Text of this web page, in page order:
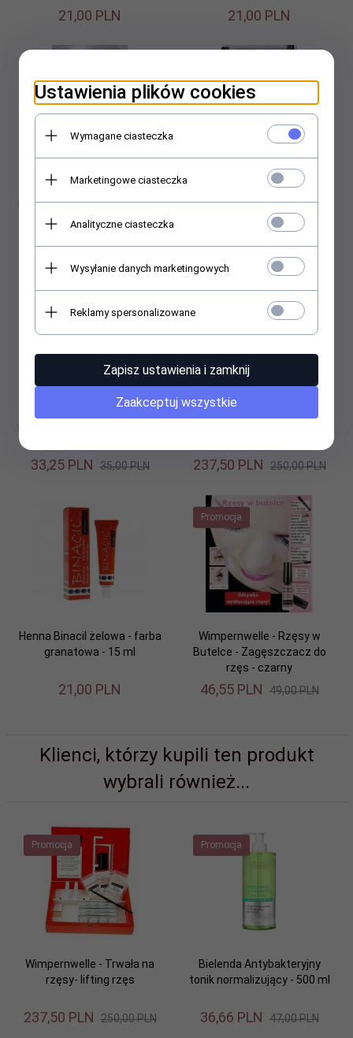
21,00 PLN 21,00 PLN
Wimpernwelle - Trwała na
rzęsy - Wałeczki nr 1 - 16szt.
Wimpernwelle - Trwała na
rzęsy - Wałeczki nr 5 - 16szt.
Promocja
Wimpernwelle - Trwała na
33,25 PLN 35,00 PLN
Promocja
Wimpernwelle - Trwała na
237,50 PLN 250,00 PLN
Henna Binacil żelowa - farba
granatowa - 15 ml
21,00 PLN
Promocja
Wimpernwelle - Rzęsy w
Butelce - Zagęszczacz do
rzęs - czarny
46,55 PLN 49,00 PLN
Klienci, którzy kupili ten produkt
wybrali również...
Promocja
Wimpernwelle - Trwała na
rzęsy- lifting rzęs
237,50 PLN 250,00 PLN
Promocja
Bielenda Antybakteryjny
tonik normalizujący - 500 ml
36,66 PLN 47,00 PLN
Ustawienia plików cookies
Wymagane ciasteczka
Marketingowe ciasteczka
Analityczne ciasteczka
Wysyłanie danych marketingowych
Reklamy spersonalizowane
Zapisz ustawienia i zamknij
Zaakceptuj wszystkie